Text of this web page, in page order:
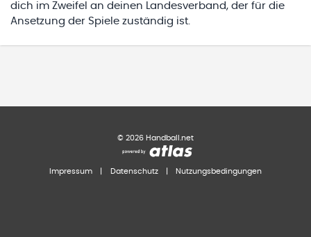
dich im Zweifel an deinen Landesverband, der für die
Ansetzung der Spiele zuständig ist.
© 2026 Handball.net
Impressum Datenschutz Nutzungsbedingungen